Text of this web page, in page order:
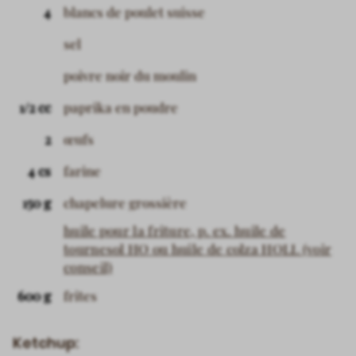
4
blancs de poulet suisse
sel
poivre noir du moulin
1/2 cc
paprika en poudre
2
œufs
4 cs
farine
150 g
chapelure grossière
huile pour la friture, p. ex. huile de
tournesol HO ou huile de colza HOLL (voir
conseil)
600 g
frites
Ketchup: